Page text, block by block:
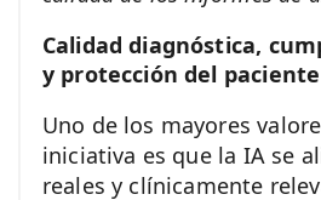
Calidad diagnóstica,
y protección del paciente
Uno de los mayores
iniciativa es que la IA se
reales y clínicamente